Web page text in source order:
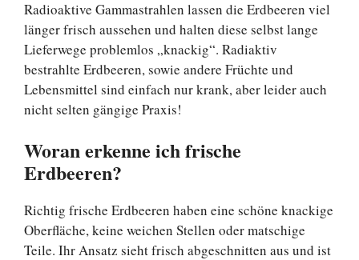
Radioaktive Gammastrahlen lassen die Erdbeeren viel
länger frisch aussehen und halten diese selbst lange
Lieferwege problemlos „knackig“. Radiaktiv
bestrahlte Erdbeeren, sowie andere Früchte und
Lebensmittel sind einfach nur krank, aber leider auch
nicht selten gängige Praxis!
Woran erkenne ich frische
Erdbeeren?
Richtig frische Erdbeeren haben eine schöne knackige
Oberfläche, keine weichen Stellen oder matschige
Teile. Ihr Ansatz sieht frisch abgeschnitten aus und ist